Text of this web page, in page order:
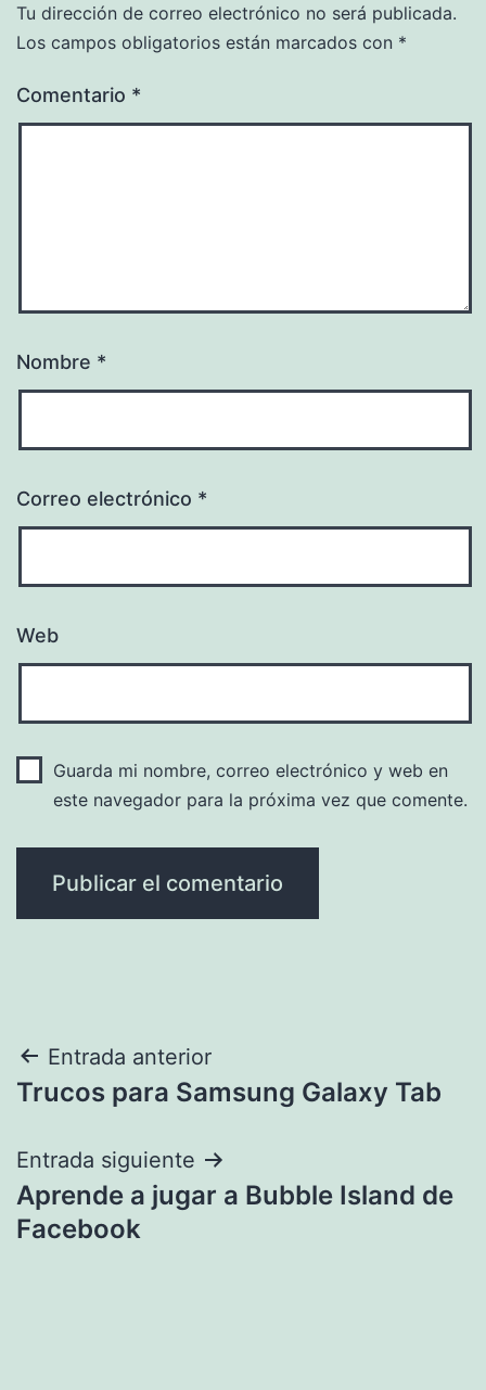
Tu dirección de correo electrónico no será publicada.
Los campos obligatorios están marcados con *
Comentario *
Nombre *
Correo electrónico *
Web
Guarda mi nombre, correo electrónico y web en
este navegador para la próxima vez que comente.
Navegación
de
entradas
Entrada anterior
Trucos para Samsung Galaxy Tab
Entrada siguiente
Aprende a jugar a Bubble Island de
Facebook